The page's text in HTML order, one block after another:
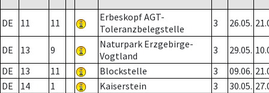
DE 11 11
Erbeskopf AGT-
Toleranzbelegstelle
3 26.05.
DE 13 9
Naturpark Erzgebirge-
Vogtland
3 29.05.
DE
13 11 Blockstelle 3 09.06.
DE
14 1 Kaiserstein 3 30.05.